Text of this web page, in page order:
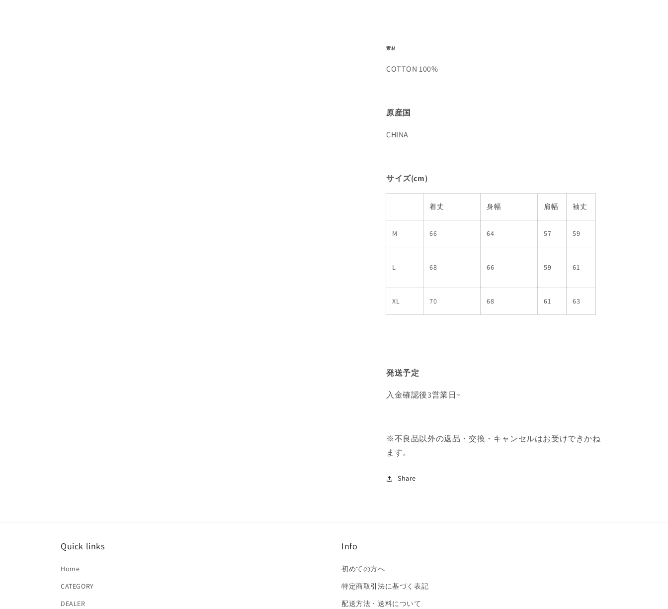
素材
COTTON 100%
原産国
CHINA
サイズ(cm)
着丈 身幅 肩幅 袖丈
M 66 64 57 59
L 68 66 59 61
XL 70 68 61 63
発送予定
入金確認後3営業日~
※不良品以外の返品・交換・キャンセルはお受けできかね
ます。
Share
Quick links
Home
CATEGORY
DEALER
Info
初めての方へ
特定商取引法に基づく表記
配送方法・送料について